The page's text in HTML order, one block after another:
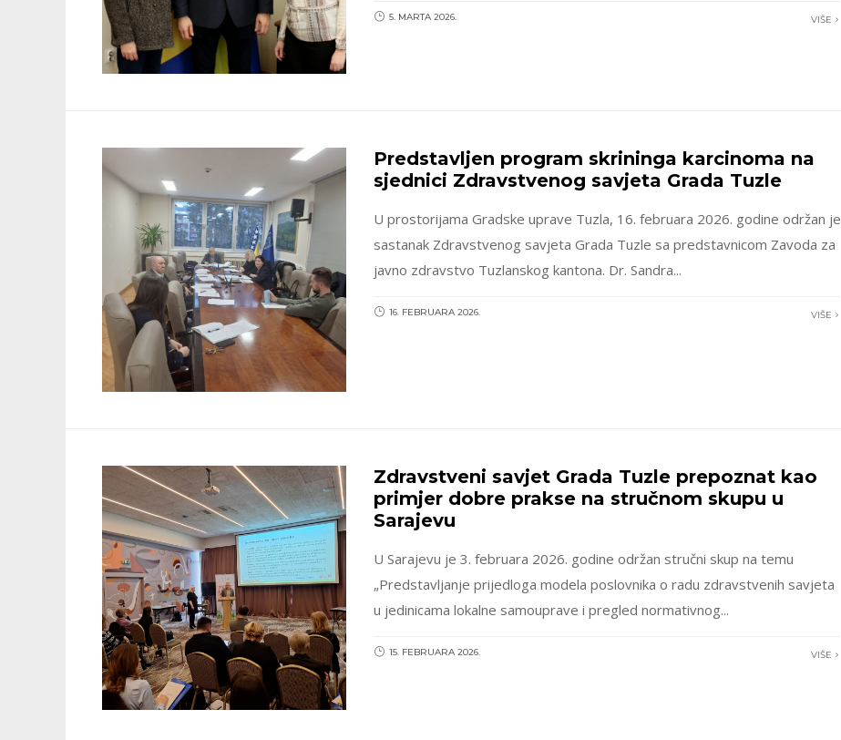
VIŠE
5. MARTA 2026.
Predstavljen program skrininga karcinoma na
sjednici Zdravstvenog savjeta Grada Tuzle
U prostorijama Gradske uprave Tuzla, 16. februara 2026. godine održan je
sastanak Zdravstvenog savjeta Grada Tuzle sa predstavnicom Zavoda za
javno zdravstvo Tuzlanskog kantona. Dr. Sandra...
VIŠE
16. FEBRUARA 2026.
Zdravstveni savjet Grada Tuzle prepoznat kao
primjer dobre prakse na stručnom skupu u
Sarajevu
U Sarajevu je 3. februara 2026. godine održan stručni skup na temu
„Predstavljanje prijedloga modela poslovnika o radu zdravstvenih savjeta
u jedinicama lokalne samouprave i pregled normativnog...
VIŠE
15. FEBRUARA 2026.